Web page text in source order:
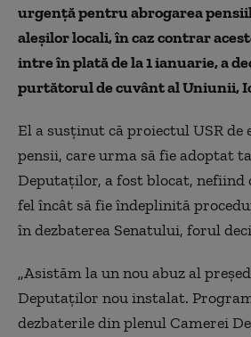
urgenţă pentru abrogarea
aleşilor locali, în caz contrar
intre în plată de la 1 ianuarie, a
purtătorul de cuvânt al Uniunii,
El a susţinut că proiectul USR de
pensii, care urma să fie adoptat
Deputaţilor, a fost blocat, nefiind
fel încât să fie îndeplinită
în dezbaterea Senatului, forul
„Asistăm la un nou abuz al
Deputaţilor nou instalat.
dezbaterile din plenul Camerei